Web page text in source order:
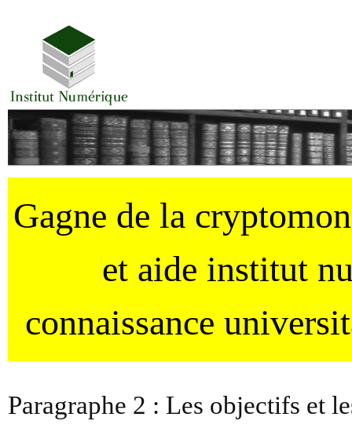
Gagne de la
et aide institut
connaissance
Paragraphe 2 : Les objectifs et